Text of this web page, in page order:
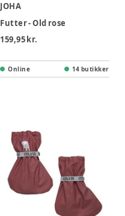
JOHA
Futter - Old rose
159,95 kr.
Online 14 butikker